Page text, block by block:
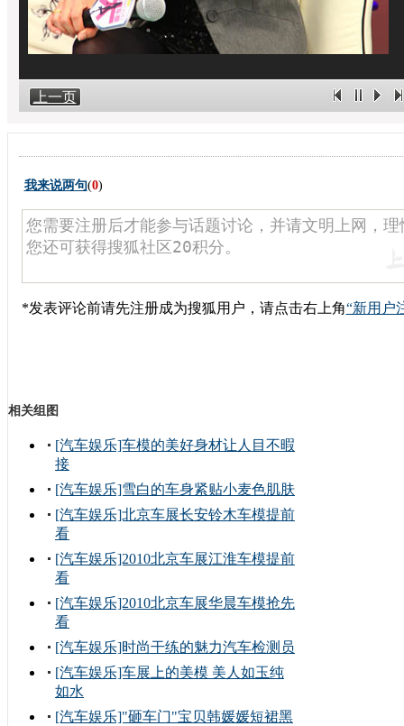
上一页
我来说两句(0)
*发表评论前请先注册成为搜狐用户，请点击右上角“新用户
相关组图
[汽车娱乐]车模的美好身材让人目不暇
接
[汽车娱乐]雪白的车身紧贴小麦色肌肤
[汽车娱乐]北京车展长安铃木车模提前
看
[汽车娱乐]2010北京车展江淮车模提前
看
[汽车娱乐]2010北京车展华晨车模抢先
看
[汽车娱乐]时尚干练的魅力汽车检测员
[汽车娱乐]车展上的美模 美人如玉纯
如水
[汽车娱乐]"砸车门"宝贝韩媛媛短裙黑